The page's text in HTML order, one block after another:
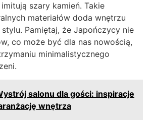
szary kamień. Takie
materiałów doda wnętrzu
Pamiętaj, że Japończycy nie
co może być dla nas nowością,
minimalistycznego
salonu dla gości: inspiracje
wnętrza